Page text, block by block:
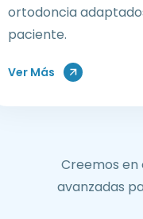
ortodoncia
paciente.
Ver Más
Creemos en
avanzadas